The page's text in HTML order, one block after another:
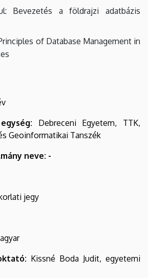
Bevezetés a földrajzi adatbázis
of Database Management in
Debreceni Egyetem, TTK,
Geoinformatikai Tanszék
neve: -
jegy
Kissné Boda Judit, egyetemi